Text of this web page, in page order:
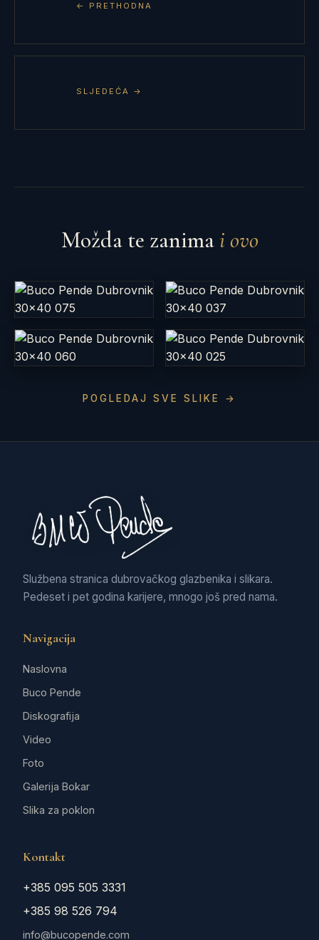
← PRETHODNA
SLJEDEĆA →
Možda te zanima i ovo
POGLEDAJ SVE SLIKE →
Službena stranica dubrovačkog glazbenika i slikara.
Pedeset i pet godina karijere, mnogo još pred nama.
Navigacija
Naslovna
Buco Pende
Diskografija
Video
Foto
Galerija Bokar
Slika za poklon
Kontakt
+385 095 505 3331
+385 98 526 794
info@bucopende.com